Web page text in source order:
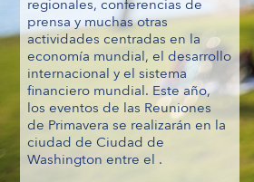
regionales, conferencias de
prensa y muchas otras
actividades centradas en la
economía mundial, el desarrollo
internacional y el sistema
financiero mundial. Este año,
los eventos de las Reuniones
de Primavera se realizarán en la
ciudad de Ciudad de
Washington entre el .